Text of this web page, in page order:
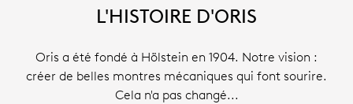
L'HISTOIRE D'ORIS
Oris a été fondé à Hölstein en 1904. Notre vision :
créer de belles montres mécaniques qui font sourire.
Cela n'a pas changé...